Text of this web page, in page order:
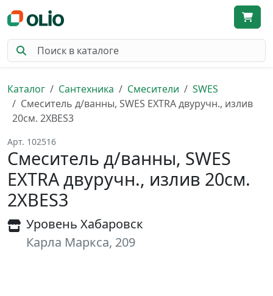
Каталог Сантехника Смесители
SWES
Смеситель д/ванны, SWES EXTRA двуручн., излив
20см. 2XBES3
Арт. 102516
Смеситель д/ванны, SWES
EXTRA двуручн., излив 20см.
2XBES3
Уровень Хабаровск
Карла Маркса, 209